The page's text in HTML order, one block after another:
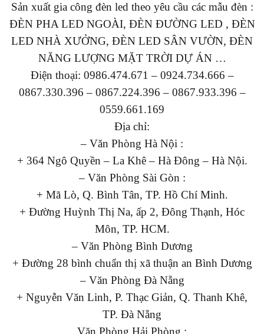
Sản xuất gia công đèn led theo yêu cầu các mẫu đèn :
ĐÈN PHA LED NGOÀI, ĐÈN ĐƯỜNG LED , ĐÈN
LED NHÀ XƯỞNG, ĐÈN LED SÂN VƯỜN, ĐÈN
NĂNG LƯỢNG MẶT TRỜI DỰ ÁN …
Điện thoại: 0986.474.671 – 0924.734.666 –
0867.330.396 – 0867.224.396 – 0867.933.396 –
0559.661.169
Địa chỉ:
– Văn Phòng Hà Nội :
+ 364 Ngô Quyền – La Khê – Hà Đông – Hà Nội.
– Văn Phòng Sài Gòn :
+ Mã Lò, Q. Bình Tân, TP. Hồ Chí Minh.
+ Đường Huỳnh Thị Na, ấp 2, Đông Thạnh, Hóc
Môn, TP. HCM.
– Văn Phòng Bình Dương
+ Đường 28 bình chuẩn thị xã thuận an Bình Dương
– Văn Phòng Đà Nẵng
+ Nguyễn Văn Linh, P. Thạc Giản, Q. Thanh Khê,
TP. Đà Nẵng
Văn Phòng Hải Phòng :